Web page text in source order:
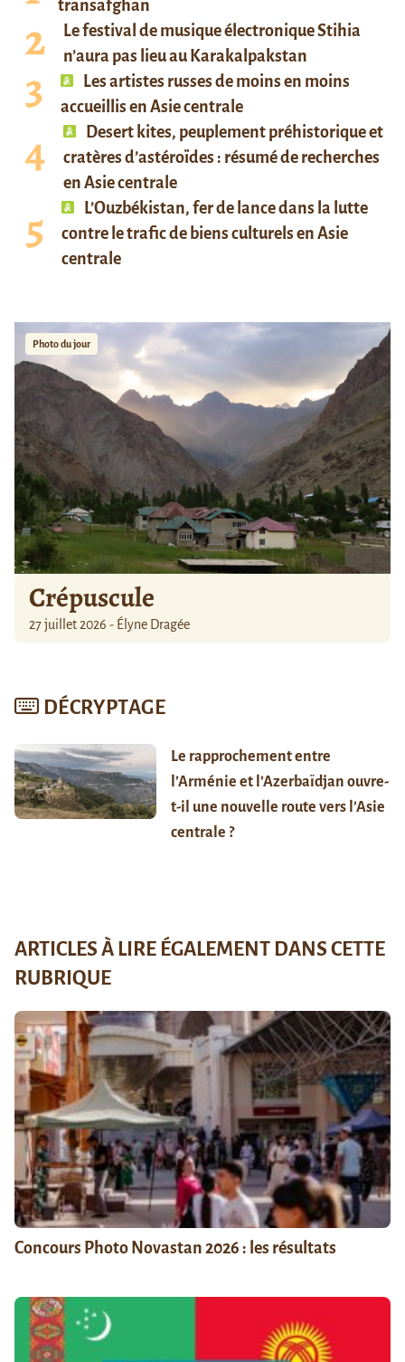
transafghan
Le festival de musique électronique Stihia
n’aura pas lieu au Karakalpakstan
Les artistes russes de moins en moins
accueillis en Asie centrale
Desert kites, peuplement préhistorique et
cratères d’astéroïdes : résumé de recherches
en Asie centrale
L’Ouzbékistan, fer de lance dans la lutte
contre le trafic de biens culturels en Asie
centrale
Photo du jour
Crépuscule
27 juillet 2026 - Élyne Dragée
DÉCRYPTAGE
Le rapprochement entre
l’Arménie et l’Azerbaïdjan ouvre-
t-il une nouvelle route vers l’Asie
centrale ?
ARTICLES À LIRE ÉGALEMENT DANS CETTE
RUBRIQUE
Concours Photo Novastan 2026 : les résultats